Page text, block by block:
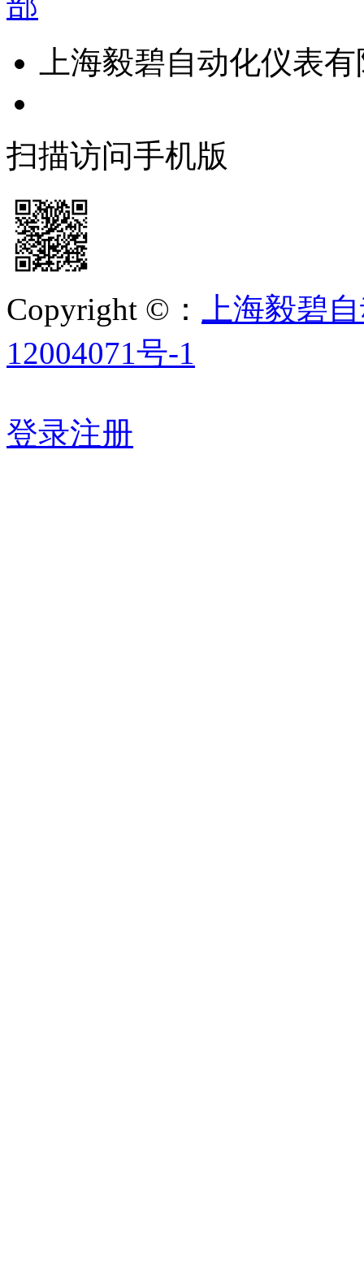
上海毅碧自动化仪表
扫描访问手机版
Copyright ©：
上海毅碧
12004071号-1
登录注册